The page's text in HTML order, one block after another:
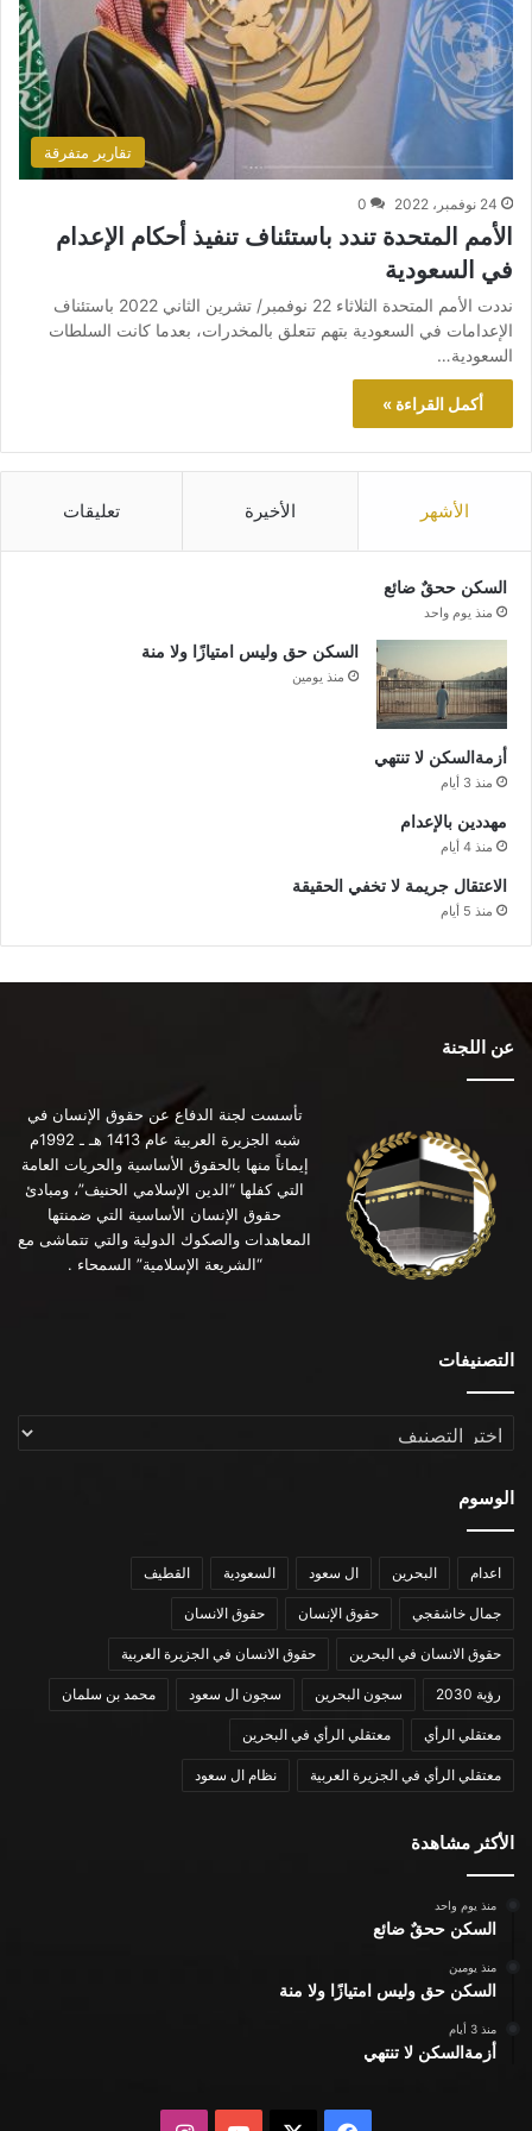
تقارير متفرقة
24 نوفمبر، 2022 0
الأمم المتحدة تندد باستئناف تنفيذ أحكام الإعدام
في السعودية
نددت الأمم المتحدة الثلاثاء 22 نوفمبر/ تشرين الثاني 2022 باستئناف
الإعدامات في السعودية بتهم تتعلق بالمخدرات، بعدما كانت السلطات
السعودية…
أكمل القراءة »
الأشهر الأخيرة تعليقات
السكن ححقٌ ضائع
منذ يوم واحد
السكن حق وليس امتيازًا ولا منة
منذ يومين
أزمةالسكن لا تنتهي
منذ 3 أيام
مهددين بالإعدام
منذ 4 أيام
الاعتقال جريمة لا تخفي الحقيقة
منذ 5 أيام
عن اللجنة
تأسست لجنة الدفاع عن حقوق الإنسان في
شبه الجزيرة العربية عام 1413 هـ ـ 1992م
إيماناً منها بالحقوق الأساسية والحريات العامة
التي كفلها “الدين الإسلامي الحنيف”، ومبادئ
حقوق الإنسان الأساسية التي ضمنتها
المعاهدات والصكوك الدولية والتي تتماشى مع
“الشريعة الإسلامية” السمحاء .
التصنيفات
التصنيفات
الوسوم
اعدام البحرين ال سعود السعودية القطيف
جمال خاشقجي حقوق الإنسان حقوق الانسان
حقوق الانسان في البحرين حقوق الانسان في الجزيرة العربية
رؤية 2030 سجون البحرين سجون ال سعود محمد بن سلمان
معتقلي الرأي معتقلي الرأي في البحرين
معتقلي الرأي في الجزيرة العربية نظام ال سعود
الأكثر مشاهدة
منذ يوم واحد
السكن ححقٌ ضائع
منذ يومين
السكن حق وليس امتيازًا ولا منة
منذ 3 أيام
أزمةالسكن لا تنتهي